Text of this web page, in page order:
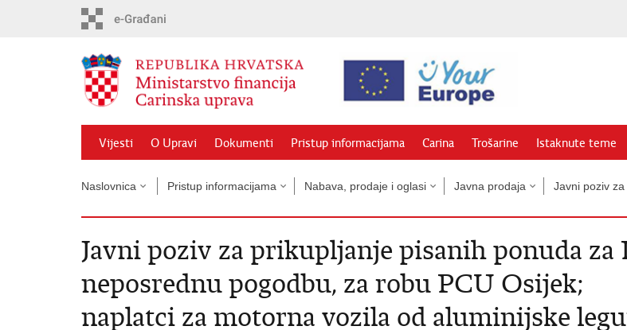
Vijesti O Upravi Dokumenti Pristup informacijama Carina Trošarine Istaknute teme
Naslovnica Pristup informacijama Nabava, prodaje i oglasi Javna prodaja Javni poziv
Javni poziv za prikupljanje pisanih ponuda za
neposrednu pogodbu, za robu PCU Osijek;
naplatci za motorna vozila od aluminijske